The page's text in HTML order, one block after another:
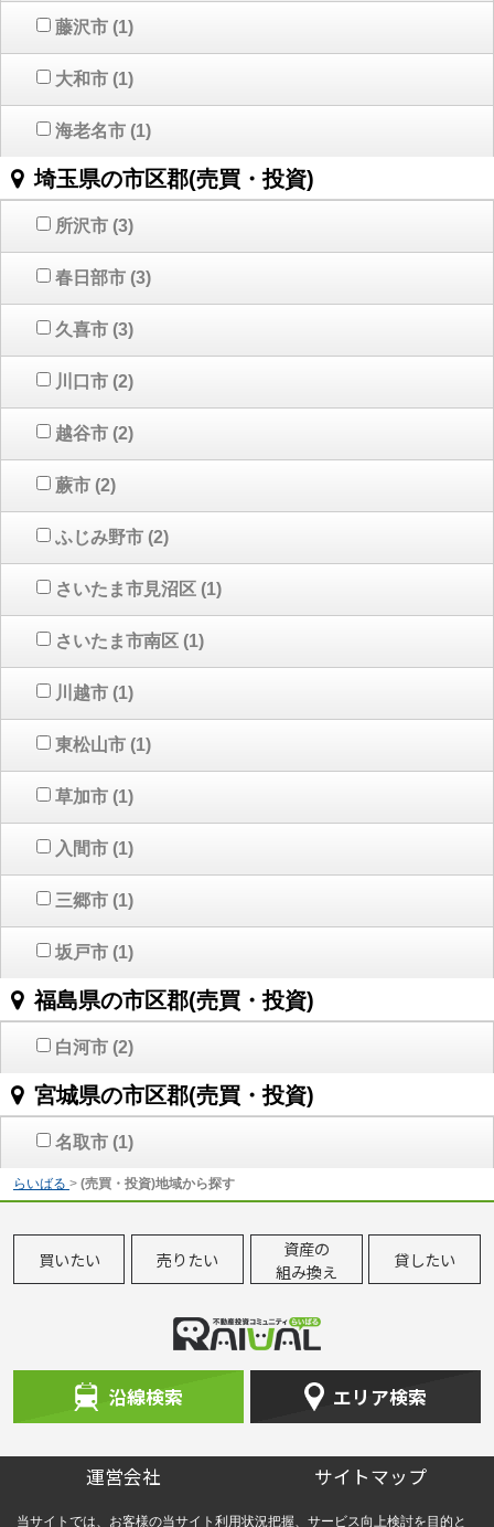
藤沢市 (1)
大和市 (1)
海老名市 (1)
埼玉県の市区郡(売買・投資)
所沢市 (3)
春日部市 (3)
久喜市 (3)
川口市 (2)
越谷市 (2)
蕨市 (2)
ふじみ野市 (2)
さいたま市見沼区 (1)
さいたま市南区 (1)
川越市 (1)
東松山市 (1)
草加市 (1)
入間市 (1)
三郷市 (1)
坂戸市 (1)
福島県の市区郡(売買・投資)
白河市 (2)
宮城県の市区郡(売買・投資)
名取市 (1)
らいばる > (売買・投資)地域から探す
買いたい 売りたい
資産の
組み換え
貸したい
沿線検索 エリア検索
運営会社 サイトマップ
当サイトでは、お客様の当サイト利用状況把握、サービス向上検討を目的と